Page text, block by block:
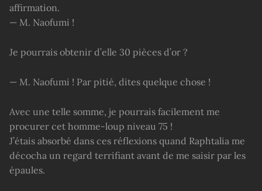
affirmation.
— M. Naofumi !
Je pourrais obtenir d’elle 30 pièces d’or ?
— M. Naofumi ! Par pitié, dites quelque chose !
Avec une telle somme, je pourrais facilement me
procurer cet homme-loup niveau 75 !
J’étais absorbé dans ces réflexions quand Raphtalia me
décocha un regard terrifiant avant de me saisir par les
épaules.